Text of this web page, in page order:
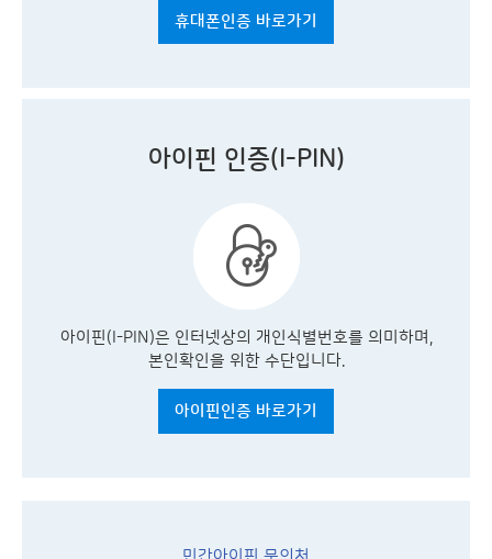
휴대폰인증 바로가기
아이핀 인증(I-PIN)
아이핀(I-PIN)은 인터넷상의 개인식별번호를 의미하며,
본인확인을 위한 수단입니다.
아이핀인증 바로가기